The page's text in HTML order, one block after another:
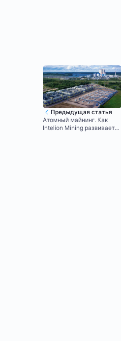
Предыдущая статья
Атомный майнинг. Как
Intelion Mining развивает